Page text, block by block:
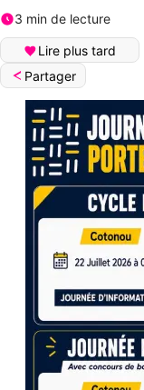
3 min de lecture
Lire plus tard
Partager